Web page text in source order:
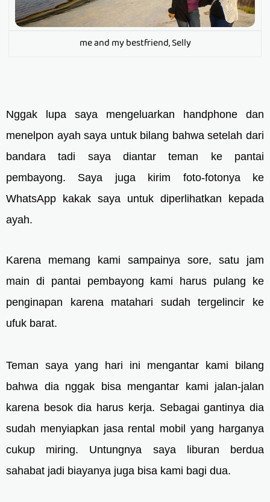
me and my bestfriend, Selly
Nggak lupa saya mengeluarkan handphone dan
menelpon ayah saya untuk bilang bahwa setelah dari
bandara tadi saya diantar teman ke pantai
pembayong. Saya juga kirim foto-fotonya ke
WhatsApp kakak saya untuk diperlihatkan kepada
ayah.
Karena memang kami sampainya sore, satu jam
main di pantai pembayong kami harus pulang ke
penginapan karena matahari sudah tergelincir ke
ufuk barat.
Teman saya yang hari ini mengantar kami bilang
bahwa dia nggak bisa mengantar kami jalan-jalan
karena besok dia harus kerja. Sebagai gantinya dia
sudah menyiapkan jasa rental mobil yang harganya
cukup miring. Untungnya saya liburan berdua
sahabat jadi biayanya juga bisa kami bagi dua.